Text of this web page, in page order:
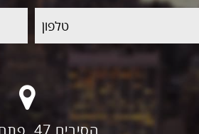
הסיבים 47, פתח תקווה